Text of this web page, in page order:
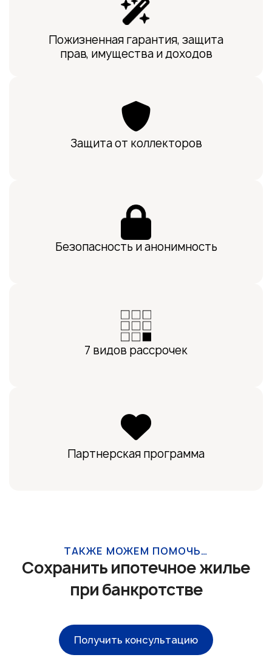
Пожизненная гарантия, защита
прав, имущества и доходов
Защита от коллекторов
Безопасность и анонимность
7 видов рассрочек
Партнерская программа
ТАКЖЕ МОЖЕМ ПОМОЧЬ…
Сохранить ипотечное жилье
при банкротстве
Получить консультацию